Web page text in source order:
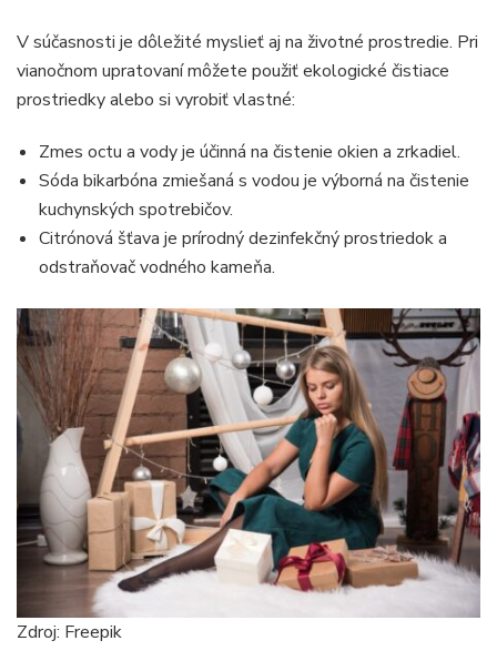
V súčasnosti je dôležité myslieť aj na životné prostredie. Pri
vianočnom upratovaní môžete použiť ekologické čistiace
prostriedky alebo si vyrobiť vlastné:
Zmes octu a vody je účinná na čistenie okien a zrkadiel.
Sóda bikarbóna zmiešaná s vodou je výborná na čistenie
kuchynských spotrebičov.
Citrónová šťava je prírodný dezinfekčný prostriedok a
odstraňovač vodného kameňa.
Zdroj: Freepik